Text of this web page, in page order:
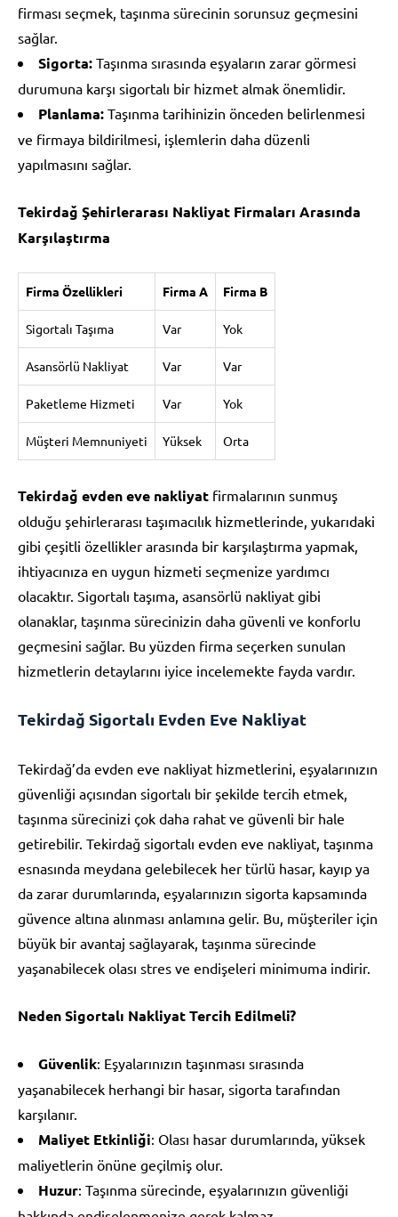
firması seçmek, taşınma sürecinin sorunsuz geçmesini
sağlar.
Sigorta: Taşınma sırasında eşyaların zarar görmesi
durumuna karşı sigortalı bir hizmet almak önemlidir.
Planlama: Taşınma tarihinizin önceden belirlenmesi
ve firmaya bildirilmesi, işlemlerin daha düzenli
yapılmasını sağlar.
Tekirdağ Şehirlerarası Nakliyat Firmaları Arasında
Karşılaştırma
Firma Özellikleri Firma A Firma B
Sigortalı Taşıma Var Yok
Asansörlü Nakliyat Var Var
Paketleme Hizmeti Var Yok
Müşteri Memnuniyeti Yüksek Orta
Tekirdağ evden eve nakliyat firmalarının sunmuş
olduğu şehirlerarası taşımacılık hizmetlerinde, yukarıdaki
gibi çeşitli özellikler arasında bir karşılaştırma yapmak,
ihtiyacınıza en uygun hizmeti seçmenize yardımcı
olacaktır. Sigortalı taşıma, asansörlü nakliyat gibi
olanaklar, taşınma sürecinizin daha güvenli ve konforlu
geçmesini sağlar. Bu yüzden firma seçerken sunulan
hizmetlerin detaylarını iyice incelemekte fayda vardır.
Tekirdağ Sigortalı Evden Eve Nakliyat
Tekirdağ’da evden eve nakliyat hizmetlerini, eşyalarınızın
güvenliği açısından sigortalı bir şekilde tercih etmek,
taşınma sürecinizi çok daha rahat ve güvenli bir hale
getirebilir. Tekirdağ sigortalı evden eve nakliyat, taşınma
esnasında meydana gelebilecek her türlü hasar, kayıp ya
da zarar durumlarında, eşyalarınızın sigorta kapsamında
güvence altına alınması anlamına gelir. Bu, müşteriler için
büyük bir avantaj sağlayarak, taşınma sürecinde
yaşanabilecek olası stres ve endişeleri minimuma indirir.
Neden Sigortalı Nakliyat Tercih Edilmeli?
Güvenlik: Eşyalarınızın taşınması sırasında
yaşanabilecek herhangi bir hasar, sigorta tarafından
karşılanır.
Maliyet Etkinliği: Olası hasar durumlarında, yüksek
maliyetlerin önüne geçilmiş olur.
Huzur: Taşınma sürecinde, eşyalarınızın güvenliği